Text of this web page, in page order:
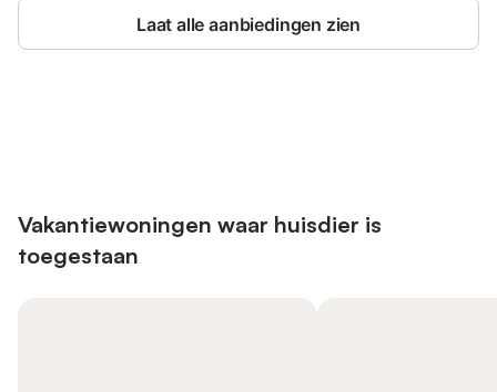
Laat alle aanbiedingen zien
Vakantiewoningen waar huisdier is
toegestaan